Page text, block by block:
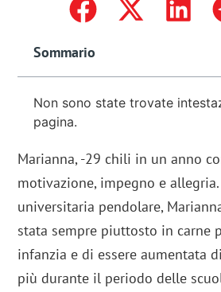
Sommario
Non sono state trovate
pagina.
Marianna, -29 chili in un anno
motivazione, impegno e
universitaria pendolare,
stata sempre piuttosto in carne
infanzia e di essere aumentata
più durante il periodo delle